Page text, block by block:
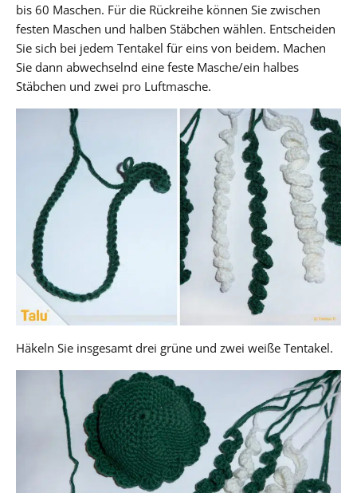
bis 60 Maschen. Für die Rückreihe können Sie zwischen
festen Maschen und halben Stäbchen wählen. Entscheiden
Sie sich bei jedem Tentakel für eins von beidem. Machen
Sie dann abwechselnd eine feste Masche/ein halbes
Stäbchen und zwei pro Luftmasche.
Häkeln Sie insgesamt drei grüne und zwei weiße Tentakel.